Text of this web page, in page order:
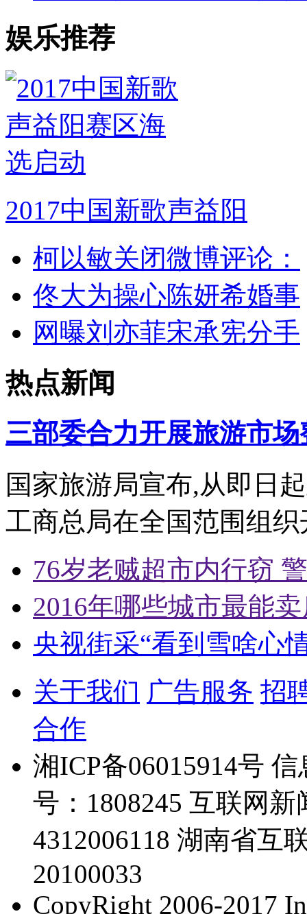
娱乐推荐
2017中国新歌声益阳
柯以敏关闭微博评论：
佟大为操心陈妍希婚事
网曝刘亦菲宋承宪分手
热点新闻
三部委合力开展旅游市
国家旅游局宣布,从即日
工商总局在全国范围组织
76岁老贼超市内行窃
2016年哪些城市最能
央视街采“看到雪啥心
关于我们 广告服务 招
合作
湘ICP备06015914号
号：1808245 互联网
4312006118 湖南省互
20100033
CopyRight 2006-2017